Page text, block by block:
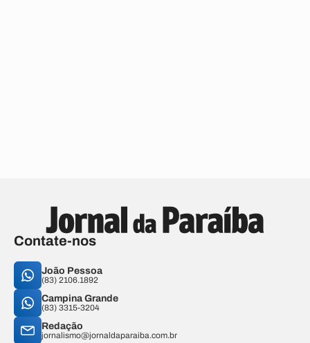
Contate-nos
João Pessoa
(83) 2106.1892
Campina Grande
(83) 3315-3204
Redação
jornalismo@jornaldaparaiba.com.br